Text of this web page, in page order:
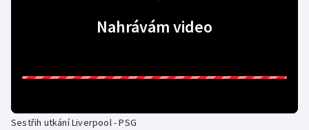
Short track
Sportovní střelba
Nahrávám video
Sestřih utkání Liverpool - PSG